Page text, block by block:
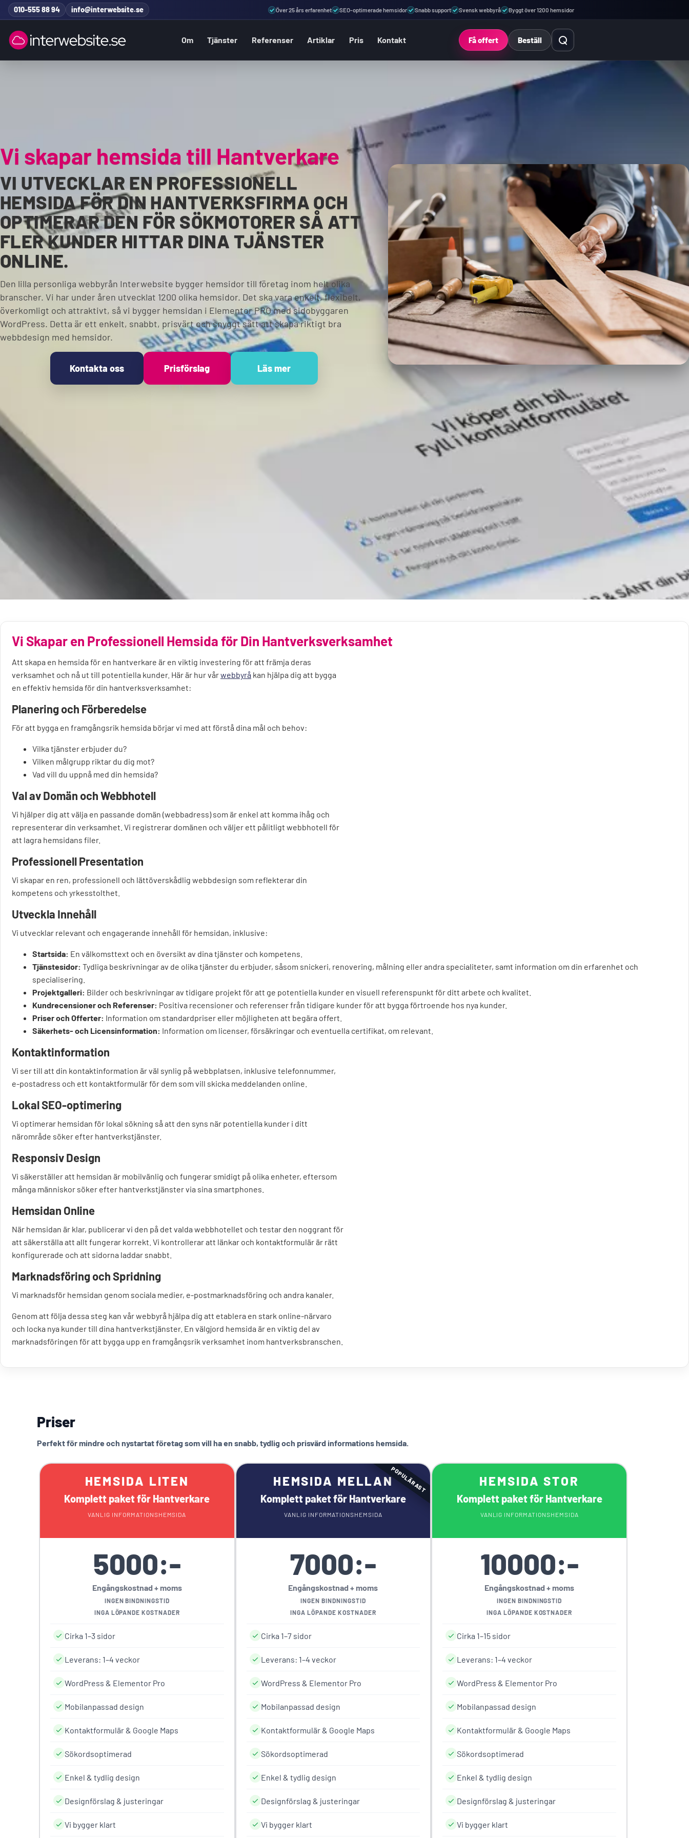
Hoppa till innehåll
010-555 88 94 info@interwebsite.se Över 25 års erfarenhet SEO-optimerade hemsidor Snabb support Svensk webbyrå Byggt över 1200 hemsidor
Om Tjänster Referenser Artiklar Pris Kontakt Få offert Beställ Öppna sök
Vi skapar hemsida till Hantverkare
VI UTVECKLAR EN PROFESSIONELL
HEMSIDA FÖR DIN HANTVERKSFIRMA OCH
OPTIMERAR DEN FÖR SÖKMOTORER SÅ ATT
FLER KUNDER HITTAR DINA TJÄNSTER
ONLINE.
Den lilla personliga webbyrån Interwebsite bygger hemsidor till företag inom helt olika
branscher. Vi har under åren utvecklat 1200 olika hemsidor. Det ska vara enkelt, flexibelt,
överkomligt och attraktivt, så vi bygger hemsidan i Elementor PRO med sidobyggaren
WordPress. Detta är ett enkelt, snabbt, prisvärt och snyggt sätt att skapa riktigt bra
webbdesign med hemsidor.
Kontakta oss Prisförslag Läs mer
Vi Skapar en Professionell Hemsida för Din Hantverksverksamhet
Att skapa en hemsida för en hantverkare är en viktig investering för att främja deras
verksamhet och nå ut till potentiella kunder. Här är hur vårwebbyrå kan hjälpa dig att bygga
en effektiv hemsida för din hantverksverksamhet:
Planering och Förberedelse
För att bygga en framgångsrik hemsida börjar vi med att förstå dina mål och behov:
Vilka tjänster erbjuder du?
Vilken målgrupp riktar du dig mot?
Vad vill du uppnå med din hemsida?
Val av Domän och Webbhotell
Vi hjälper dig att välja en passande domän (webbadress) som är enkel att komma ihåg och
representerar din verksamhet. Vi registrerar domänen och väljer ett pålitligt webbhotell för
att lagra hemsidans filer.
Professionell Presentation
Vi skapar en ren, professionell och lättöverskådlig webbdesign som reflekterar din
kompetens och yrkesstolthet.
Utveckla Innehåll
Vi utvecklar relevant och engagerande innehåll för hemsidan, inklusive:
Startsida: En välkomsttext och en översikt av dina tjänster och kompetens.
Tjänstesidor: Tydliga beskrivningar av de olika tjänster du erbjuder, såsom snickeri, renovering, målning eller andra specialiteter, samt information om din erfarenhet och
specialisering.
Projektgalleri: Bilder och beskrivningar av tidigare projekt för att ge potentiella kunder en visuell referenspunkt för ditt arbete och kvalitet.
Kundrecensioner och Referenser: Positiva recensioner och referenser från tidigare kunder för att bygga förtroende hos nya kunder.
Priser och Offerter: Information om standardpriser eller möjligheten att begära offert.
Säkerhets- och Licensinformation: Information om licenser, försäkringar och eventuella certifikat, om relevant.
Kontaktinformation
Vi ser till att din kontaktinformation är väl synlig på webbplatsen, inklusive telefonnummer,
e-postadress och ett kontaktformulär för dem som vill skicka meddelanden online.
Lokal SEO-optimering
Vi optimerar hemsidan för lokal sökning så att den syns när potentiella kunder i ditt
närområde söker efter hantverkstjänster.
Responsiv Design
Vi säkerställer att hemsidan är mobilvänlig och fungerar smidigt på olika enheter, eftersom
många människor söker efter hantverkstjänster via sina smartphones.
Hemsidan Online
När hemsidan är klar, publicerar vi den på det valda webbhotellet och testar den noggrant för
att säkerställa att allt fungerar korrekt. Vi kontrollerar att länkar och kontaktformulär är rätt
konfigurerade och att sidorna laddar snabbt.
Marknadsföring och Spridning
Vi marknadsför hemsidan genom sociala medier, e-postmarknadsföring och andra kanaler.
Genom att följa dessa steg kan vår webbyrå hjälpa dig att etablera en stark online-närvaro
och locka nya kunder till dina hantverkstjänster. En välgjord hemsida är en viktig del av
marknadsföringen för att bygga upp en framgångsrik verksamhet inom hantverksbranschen.
Priser
Perfekt för mindre och nystartat företag som vill ha en snabb, tydlig och prisvärd informations hemsida.
HEMSIDA LITEN
Komplett paket för Hantverkare
VANLIG INFORMATIONSHEMSIDA
5000:-
Engångskostnad + moms
INGEN BINDNINGSTID
INGA LÖPANDE KOSTNADER
Cirka 1–3 sidor
Leverans: 1–4 veckor
WordPress & Elementor Pro
Mobilanpassad design
Kontaktformulär & Google Maps
Sökordsoptimerad
Enkel & tydlig design
Designförslag & justeringar
Vi bygger klart
POPULÄRAST
HEMSIDA MELLAN
Komplett paket för Hantverkare
VANLIG INFORMATIONSHEMSIDA
7000:-
Engångskostnad + moms
INGEN BINDNINGSTID
INGA LÖPANDE KOSTNADER
Cirka 1–7 sidor
Leverans: 1–4 veckor
WordPress & Elementor Pro
Mobilanpassad design
Kontaktformulär & Google Maps
Sökordsoptimerad
Enkel & tydlig design
Designförslag & justeringar
Vi bygger klart
HEMSIDA STOR
Komplett paket för Hantverkare
VANLIG INFORMATIONSHEMSIDA
10000:-
Engångskostnad + moms
INGEN BINDNINGSTID
INGA LÖPANDE KOSTNADER
Cirka 1–15 sidor
Leverans: 1–4 veckor
WordPress & Elementor Pro
Mobilanpassad design
Kontaktformulär & Google Maps
Sökordsoptimerad
Enkel & tydlig design
Designförslag & justeringar
Vi bygger klart